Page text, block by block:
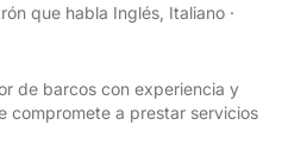
que habla Inglés, Italiano ·
de barcos con experiencia y
compromete a prestar servicios